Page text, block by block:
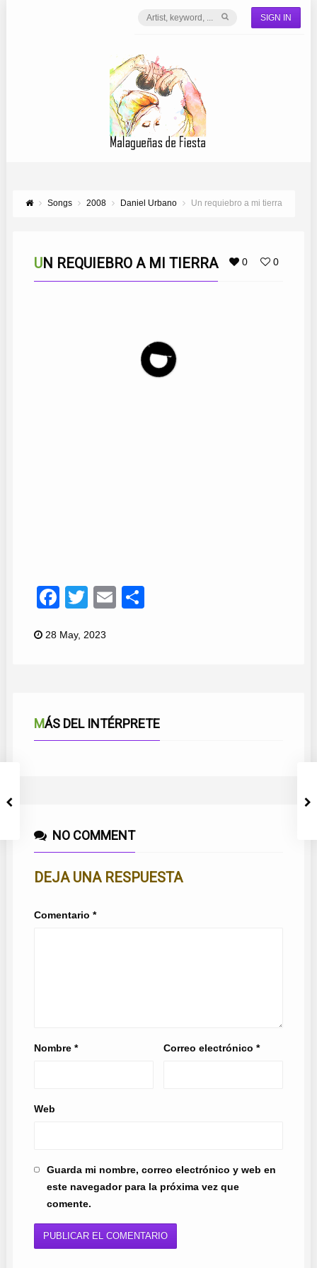
SIGN IN
Songs 2008 Daniel Urbano Un requiebro a mi tierra
0 0
UN REQUIEBRO A MI TIERRA
Facebook
TwitterEmail
28 May, 2023
MÁS DEL INTÉRPRETE
NO COMMENT
DEJA UNA RESPUESTA
Comentario *
Nombre * Correo electrónico*
Web
Guarda mi nombre, correo electrónico y web en
este navegador para la próxima vez que
comente.